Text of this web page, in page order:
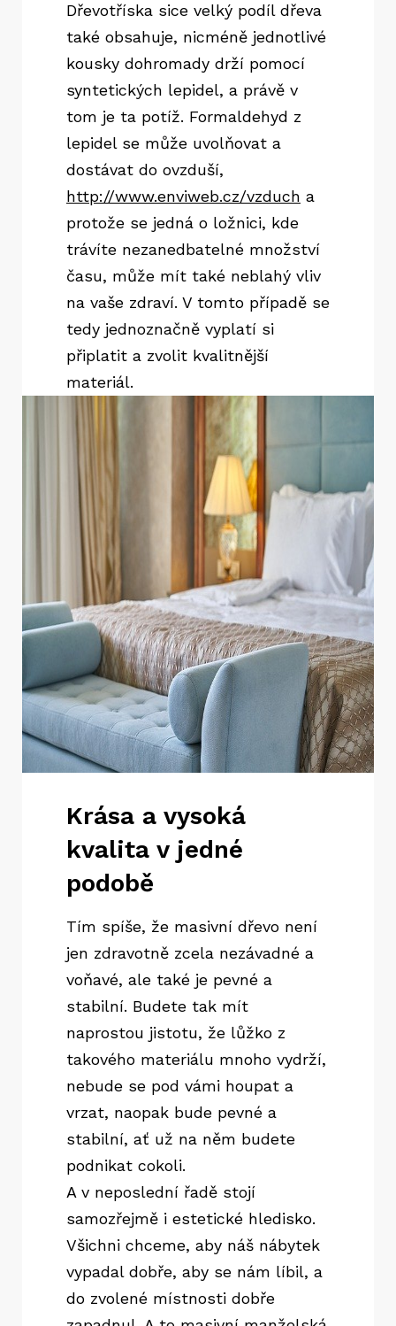
Dřevotříska sice velký podíl dřeva
také obsahuje, nicméně jednotlivé
kousky dohromady drží pomocí
syntetických lepidel, a právě v
tom je ta potíž. Formaldehyd z
lepidel se může uvolňovat a
dostávat do ovzduší,
http://www.enviweb.cz/vzduch a
protože se jedná o ložnici, kde
trávíte nezanedbatelné množství
času, může mít také neblahý vliv
na vaše zdraví. V tomto případě se
tedy jednoznačně vyplatí si
připlatit a zvolit kvalitnější
materiál.
Krása a vysoká
kvalita v jedné
podobě
Tím spíše, že masivní dřevo není
jen zdravotně zcela nezávadné a
voňavé, ale také je pevné a
stabilní. Budete tak mít
naprostou jistotu, že lůžko z
takového materiálu mnoho vydrží,
nebude se pod vámi houpat a
vrzat, naopak bude pevné a
stabilní, ať už na něm budete
podnikat cokoli.
A v neposlední řadě stojí
samozřejmě i estetické hledisko.
Všichni chceme, aby náš nábytek
vypadal dobře, aby se nám líbil, a
do zvolené místnosti dobře